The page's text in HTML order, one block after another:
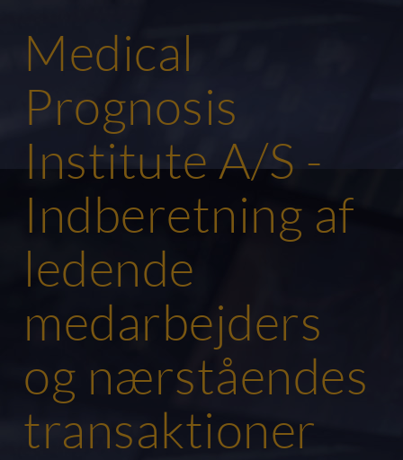
Medical
Prognosis
Institute A/S -
Indberetning af
ledende
medarbejders
og nærståendes
transaktioner